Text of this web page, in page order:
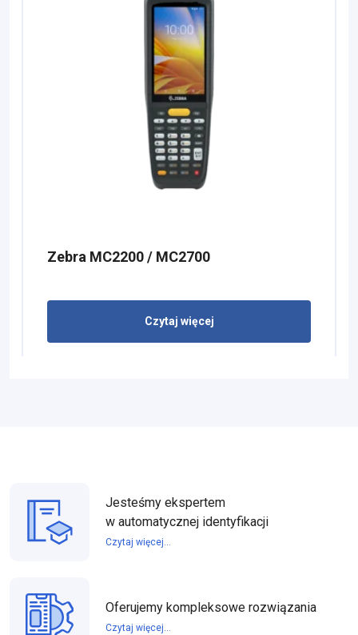
Zebra MC2200 / MC2700
Czytaj więcej
Jesteśmy ekspertem
w automatycznej identyfikacji
Czytaj więcej...
Oferujemy kompleksowe rozwiązania
Czytaj więcej...